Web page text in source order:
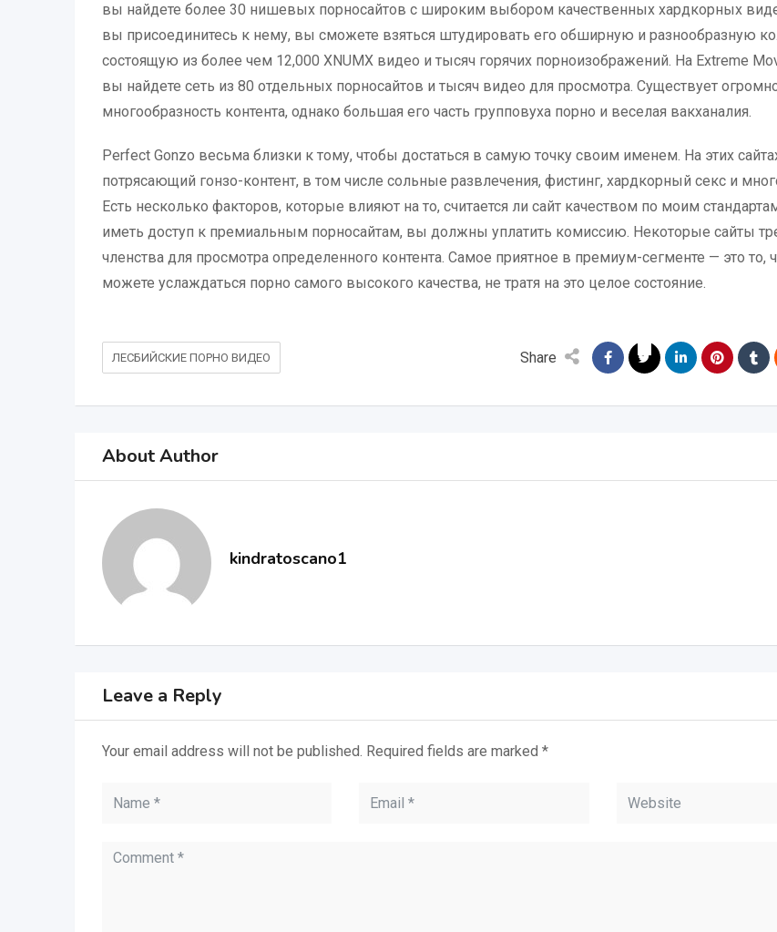
вы найдете более 30 нишевых порносайтов с широким выбором качественных хардкорных
вы присоединитесь к нему, вы сможете взяться штудировать его обширную и разнообразную
состоящую из более чем 12,000 XNUMX видео и тысяч горячих порноизображений. На Extreme
вы найдете сеть из 80 отдельных порносайтов и тысяч видео для просмотра. Существует
многообразность контента, однако большая его часть групповуха порно и веселая вакханалия.
Perfect Gonzo весьма близки к тому, чтобы достаться в самую точку своим именем. На этих
потрясающий гонзо-контент, в том числе сольные развлечения, фистинг, хардкорный секс и
Есть несколько факторов, которые влияют на то, считается ли сайт качеством по моим
иметь доступ к премиальным порносайтам, вы должны уплатить комиссию. Некоторые сайты
членства для просмотра определенного контента. Самое приятное в премиум-сегменте — это то,
можете услаждаться порно самого высокого качества, не тратя на это целое состояние.
ЛЕСБИЙСКИЕ ПОРНО ВИДЕО Share
About Author
kindratoscano1
Leave a Reply
Your email address will not be published. Required fields are marked *